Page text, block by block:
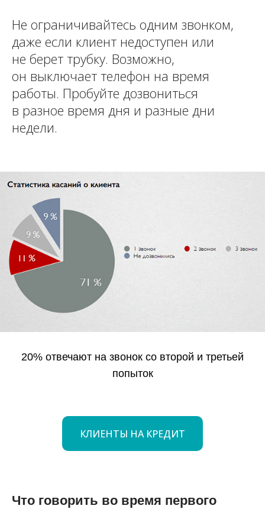
Не ограничивайтесь одним звонком,
даже если клиент недоступен или
не берет трубку. Возможно,
он выключает телефон на время
работы. Пробуйте дозвониться
в разное время дня и разные дни
недели.
20% отвечают на звонок со второй и третьей
попыток
КЛИЕНТЫ НА КРЕДИТ
Что говорить во время первого